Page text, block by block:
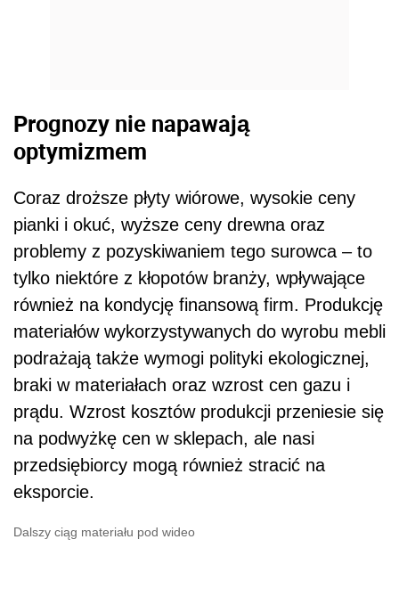
Prognozy nie napawają
optymizmem
Coraz droższe płyty wiórowe, wysokie ceny
pianki i okuć, wyższe ceny drewna oraz
problemy z pozyskiwaniem tego surowca – to
tylko niektóre z kłopotów branży, wpływające
również na kondycję finansową firm. Produkcję
materiałów wykorzystywanych do wyrobu mebli
podrażają także wymogi polityki ekologicznej,
braki w materiałach oraz wzrost cen gazu i
prądu. Wzrost kosztów produkcji przeniesie się
na podwyżkę cen w sklepach, ale nasi
przedsiębiorcy mogą również stracić na
eksporcie.
Dalszy ciąg materiału pod wideo